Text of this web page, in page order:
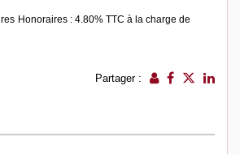
Honoraires : 4.80% TTC à la charge de
Partager :